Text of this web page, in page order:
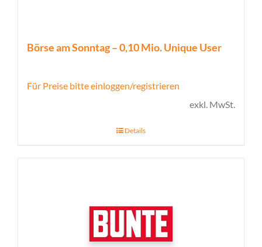
Börse am Sonntag – 0,10 Mio. Unique User
Für Preise bitte einloggen/registrieren
exkl. MwSt.
Details